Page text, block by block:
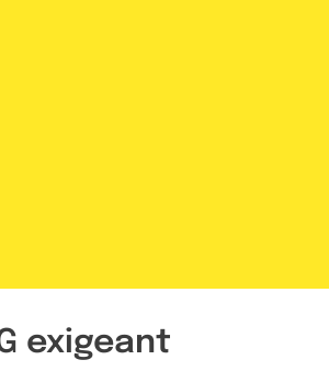
exigeant